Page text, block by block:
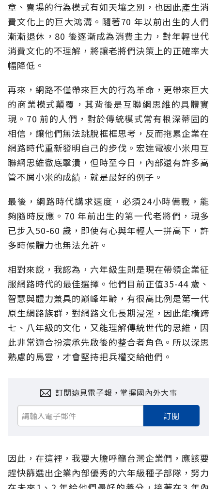
章、賣場的行為模式有如天壤之別，也因此產生消
費文化上的巨大鴻溝。隨著70 年以前出生的人們
漸漸退休，80 後逐漸成為消費主力，對年輕世代
消費文化的不理解，將讓老將們決策上的正確率大
幅降低。
再來，網路不僅帶來巨大的行為革命，更帶來巨大
的商業模式顛覆，其背後是互聯網思維的具體實
現。70 前的人們，對於傳統模式常有根深蒂固的
相信，讓他們無法跳脫框框思考，反而拖累企業在
網路時代重新發明自己的步伐。宏達電被小米用互
聯網思維徹底擊潰，但時至今日，內部還有許多高
管不屑小米的成績，就是最好的例子。
最後，網路時代講求速度，必須24小時備戰，能
夠隨時反應。70 年前出生的第一代老將們，現多
已步入50-60 歲，即使有心與年輕人一拼高下，許
多時候體力也無法允許。
相對來說，我認為，六年級生則是現在帶領企業征
服網路時代的最佳選擇。他們目前正值35-44 歲、
智慧與體力兼具的巔峰年齡，有很高比例是第一代
原生網路族群，對網路文化長期浸淫，因此能橫跨
七、八年級的文化，又能理解傳統世代的思維，因
此非常適合扮演承先啟後的整合者角色。所以深思
熟慮的馬雲，才會堅持把兵權交給他們。
訂閱遠見電子報，掌握國內外大事
訂閱
因此，在這裡，我要大膽呼籲台灣企業們，應該要
趕快篩選出企業內部優秀的六年級種子部隊，努力